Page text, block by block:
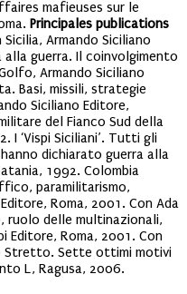
mafieuses sur le
Principales publications
Armando Siciliano
alla guerra. Il coinvolgimento
Armando Siciliano
Basi, missili, strategie
Siciliano Editore,
del Fianco Sud della
I ‘Vispi Siciliani’. Tutti gli
dichiarato guerra alla
1992. Colombia
paramilitarismo,
Roma, 2001. Con Ada
delle multinazionali,
Editore, Roma, 2001. Con
Stretto. Sette ottimi motivi
L, Ragusa, 2006.